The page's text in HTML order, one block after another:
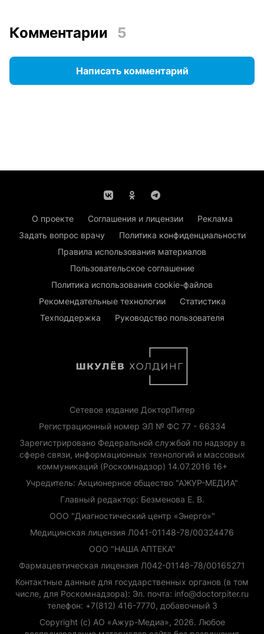
Комментарии 5
Написать комментарий
О проекте Соглашения и лицензии
Реклама
Задать вопрос врачу
Политика конфиденциальности
Правила использования материалов
Пользовательское соглашение
Политика использования cookie-файлов
Рекомендательные технологии
Статистика
Техподдержка
Руководство пользователя
Сетевое издание ДокторПитер
Регистрационный номер ЭЛ № ФС 77 - 66334
Зарегистрировано Федеральной службой по надзору в
сфере связи, информационных технологий и массовых
коммуникаций (Роскомнадзор) 14.07.2016 16+
Учредитель: Акционерное общество "АЖУР-МЕДИА"
Главный редактор: Безменова Е. В.
ООО "Диагностический центр «Энерго»"
Медицинская лицензия Л041-01148-78/00324476
ООО "НАША АПТЕКА"
Фармацевтическая лицензия Л042-01148-78/00165271
Контактные данные для государственных органов (в том
числе, для Роскомнадзора): Эл. почта: info@doctorpiter.ru
телефон: +7(812) 416-7770, добавочный 3
Copyright (с) АО «Ажур-Медиа», 2026. Любое